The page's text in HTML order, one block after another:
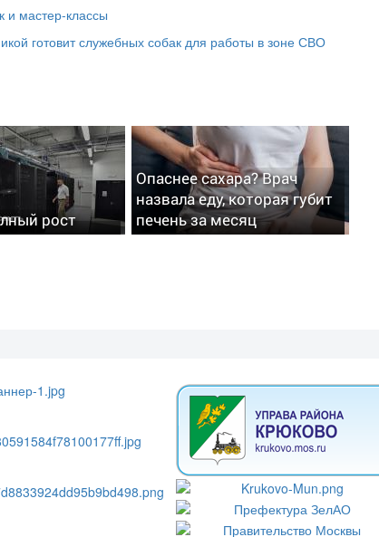
и мастер‑классы
готовит служебных собак для работы в зоне СВО
рост
Опаснее сахара? Врач
назвала еду, которая губит
печень за месяц